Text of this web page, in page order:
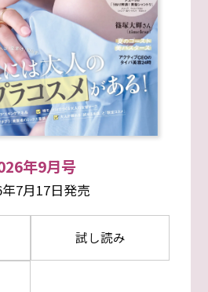
年9月号
7月17日発売
試し読み